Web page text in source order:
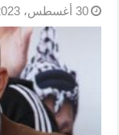
30 أغسطس، 2023